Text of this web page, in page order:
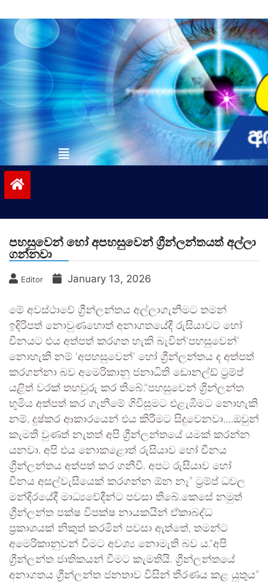
to
contentvinivida.lk
පහසුවෙන් හෝ අපහසුවෙන් ග්‍රීන්ලන්තයත් අල්ලා
ගන්නවා
Editor January 13, 2026
මේ අවස්ථාවේ ග්‍රීන්ලන්තය අල්ලාගැනීමට තමන්
ඉදිරිපත් නොවුණහොත් අනාගතයේදී රුසියාවට හෝ
චීනයට එය අත්පත් කරගත හැකි බැවින්‘පහසුවෙන්’
නොහැකි නම් ‘අපහසුවෙන්’ හෝ ග්‍රීන්ලන්තය ද අත්පත්
කරගන්නා බව අමෙරිකානු ජනාධිති ඩොනල්ඩ් ට්‍රම්ප්
යළිත් වරක් තහවුරු කර තිබේ.“පහසුවෙන් ග්‍රීන්ලන්ත
භූමිය අත්පත් කර ගැනීමේ ගිවිසුමට එළැඹීමට නොහැකි
නම්, දුෂ්කර ආකාරයෙන් එය කිරීමට සිදුවෙනවා….ඔවුන්
කැමති වුණත් නැතත් අපි ග්‍රීන්ලන්තයේ යමක් කරන්න
යනවා. අපි එය නොකළොත් රුසියාව හෝ චීනය
ග්‍රීන්ලන්තය අත්පත් කර ගනීවි. අපට රුසියාව හෝ
චීනය අසල්වැසියෙක් කරගන්න ඕන නෑ” ට්‍රම්ප් ධවල
මන්දිරයේදී මාධ්‍යවේදීන්ට පවසා තිබේ.කෙසේ නමුත්
ග්‍රීන්ලන්ත පක්ෂ විපක්ෂ නායකයින් ඒකාබද්ධ
ප්‍රකාශයක් නිකුත් කරමින් පවසා ඇත්තේ, තමන්ට
අමෙරිකානුවන් වීමට අවශ්‍ය නොමැති බව ය.“අපි
ග්‍රීන්ලන්ත ජාතිකයන් වීමට කැමතියි. ග්‍රීන්ලන්තයේ
අනාගතය ග්‍රීන්ලන්ත ජනතාව විසින් තීරණය කළ යුතුය”